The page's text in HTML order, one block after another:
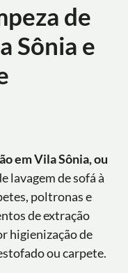
de
Sônia e
em Vila Sônia, ou
lavagem de sofá à
poltronas e
de extração
higienização de
ou carpete.